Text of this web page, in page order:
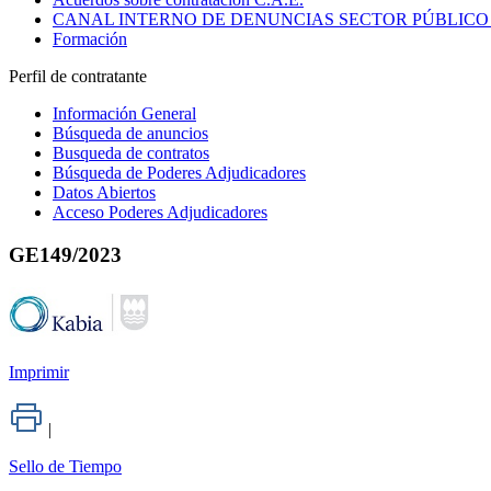
CANAL INTERNO DE DENUNCIAS SECTOR
Formación
Perfil de contratante
Información General
Búsqueda de anuncios
Busqueda de contratos
Búsqueda de Poderes Adjudicadores
Datos Abiertos
Acceso Poderes Adjudicadores
GE149/2023
Imprimir
|
Sello de Tiempo